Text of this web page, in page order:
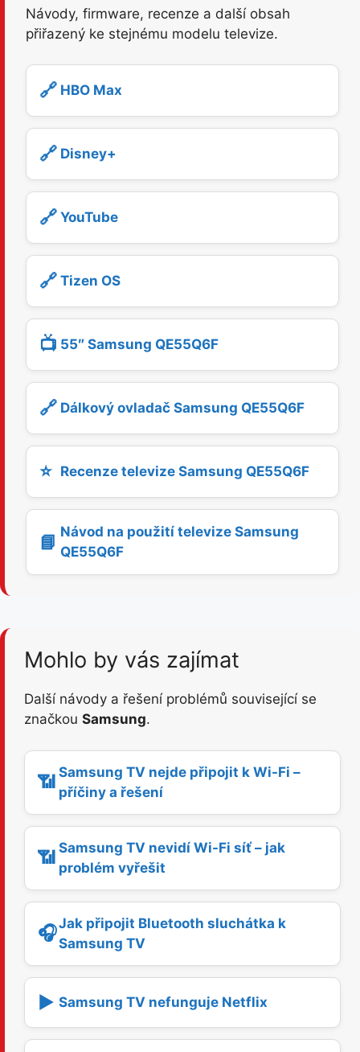
Návody, firmware, recenze a další obsah
přiřazený ke stejnému modelu televize.
🔗 HBO Max
🔗 Disney+
🔗 YouTube
🔗 Tizen OS
📺 55″ Samsung QE55Q6F
🔗 Dálkový ovladač Samsung QE55Q6F
⭐ Recenze televize Samsung QE55Q6F
📘 Návod na použití televize Samsung
QE55Q6F
Mohlo by vás zajímat
Další návody a řešení problémů související se
značkou Samsung.
📶 Samsung TV nejde připojit k Wi-Fi –
příčiny a řešení
📶 Samsung TV nevidí Wi-Fi síť – jak
problém vyřešit
🎧Jak připojit Bluetooth sluchátka k
Samsung TV
▶️ Samsung TV nefunguje Netflix